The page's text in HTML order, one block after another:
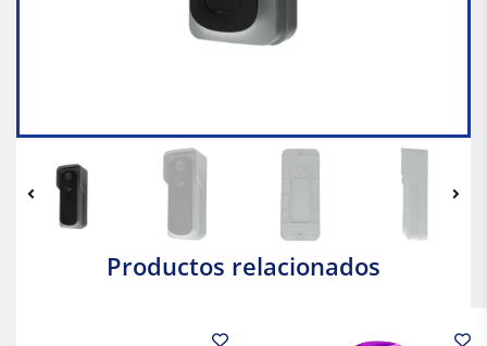
Productos relacionados